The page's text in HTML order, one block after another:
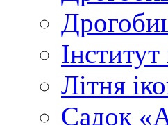
Літня
Садок